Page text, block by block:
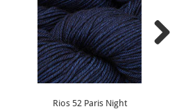
Rios 52 Paris Night